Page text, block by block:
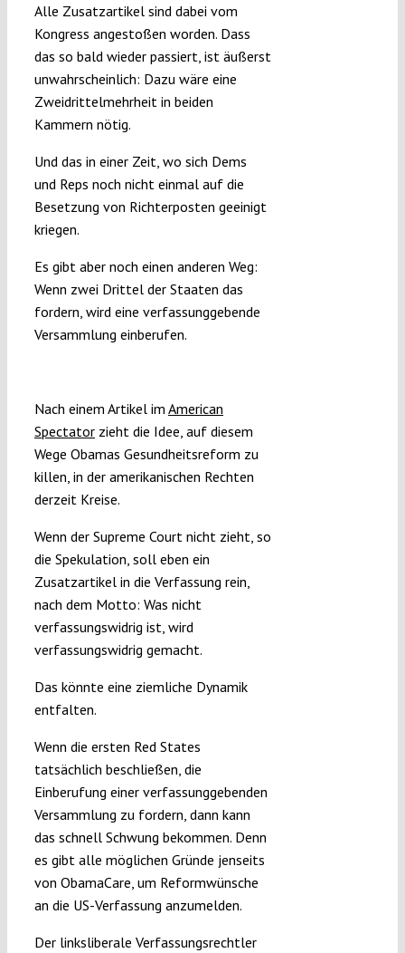
Alle Zusatzartikel sind dabei vom
Kongress angestoßen worden. Dass
das so bald wieder passiert, ist äußerst
unwahrscheinlich: Dazu wäre eine
Zweidrittelmehrheit in beiden
Kammern nötig.
Und das in einer Zeit, wo sich Dems
und Reps noch nicht einmal auf die
Besetzung von Richterposten geeinigt
kriegen.
Es gibt aber noch einen anderen Weg:
Wenn zwei Drittel der Staaten das
fordern, wird eine verfassunggebende
Versammlung einberufen.
Nach einem Artikel im American
Spectatorzieht die Idee, auf diesem
Wege Obamas Gesundheitsreform zu
killen, in der amerikanischen Rechten
derzeit Kreise.
Wenn der Supreme Court nicht zieht, so
die Spekulation, soll eben ein
Zusatzartikel in die Verfassung rein,
nach dem Motto: Was nicht
verfassungswidrig ist, wird
verfassungswidrig gemacht.
Das könnte eine ziemliche Dynamik
entfalten.
Wenn die ersten Red States
tatsächlich beschließen, die
Einberufung einer verfassunggebenden
Versammlung zu fordern, dann kann
das schnell Schwung bekommen. Denn
es gibt alle möglichen Gründe jenseits
von ObamaCare, um Reformwünsche
an die US-Verfassung anzumelden.
Der linksliberale Verfassungsrechtler